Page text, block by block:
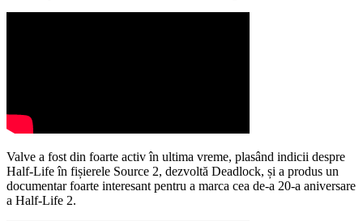
Valve a fost din foarte activ în ultima vreme, plasând indicii despre
Half-Life în fișierele Source 2, dezvoltă Deadlock, și a produs un
documentar foarte interesant pentru a marca cea de-a 20-a aniversare
a Half-Life 2.